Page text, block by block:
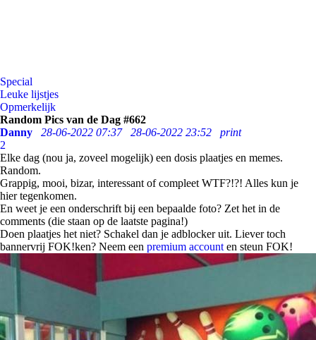
Special
Leuke lijstjes
Opmerkelijk
Random Pics van de Dag #662
Danny
28-06-2022 07:37 28-06-2022 23:52
print
2
Elke dag (nou ja, zoveel mogelijk) een dosis plaatjes en memes.
Random.
Grappig, mooi, bizar, interessant of compleet WTF?!?! Alles kun je
hier tegenkomen.
En weet je een onderschrift bij een bepaalde foto? Zet het in de
comments (die staan op de laatste pagina!)
Doen plaatjes het niet? Schakel dan je adblocker uit. Liever toch
bannervrij FOK!ken? Neem een premium account en steun FOK!